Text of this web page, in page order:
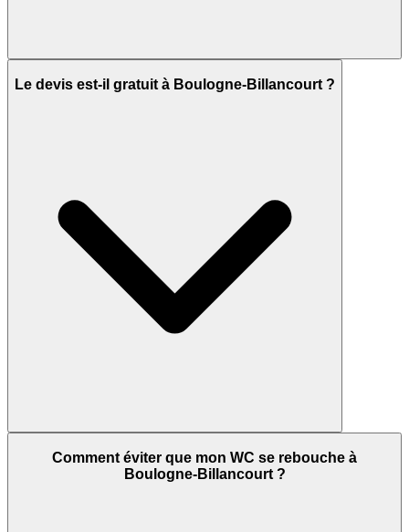
Le devis est-il gratuit à Boulogne-Billancourt ?
Comment éviter que mon WC se rebouche à
Boulogne-Billancourt ?